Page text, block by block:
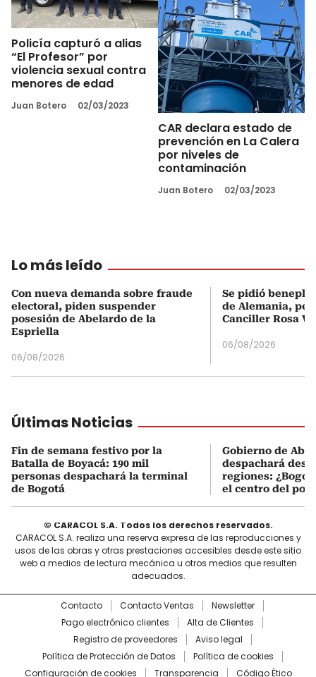
Policía capturó a alias
“El Profesor” por
violencia sexual contra
menores de edad
Juan Botero 02/03/2023
CAR declara estado de
prevención en La Calera
por niveles de
contaminación
Juan Botero 02/03/2023
Lo más leído
Con nueva demanda sobre fraude
electoral, piden suspender
posesión de Abelardo de la
Espriella
06/08/2026
Se pidió
de Alemania,
Canciller Rosa
06/08/2026
Últimas Noticias
Fin de semana festivo por la
Batalla de Boyacá: 190 mil
personas despachará la terminal
de Bogotá
Gobierno de
despachará
regiones:
el centro del
© CARACOL S.A. Todos los derechos reservados.
CARACOL S.A. realiza una reserva expresa de las reproducciones y
usos de las obras y otras prestaciones accesibles desde este sitio
web a medios de lectura mecánica u otros medios que resulten
adecuados.
Contacto Contacto Ventas
Newsletter
Pago electrónico clientes
Alta de Clientes
Registro de proveedores
Aviso legal
Política de Protección de Datos
Política de cookies
Configuración de cookies
Transparencia Código Ético